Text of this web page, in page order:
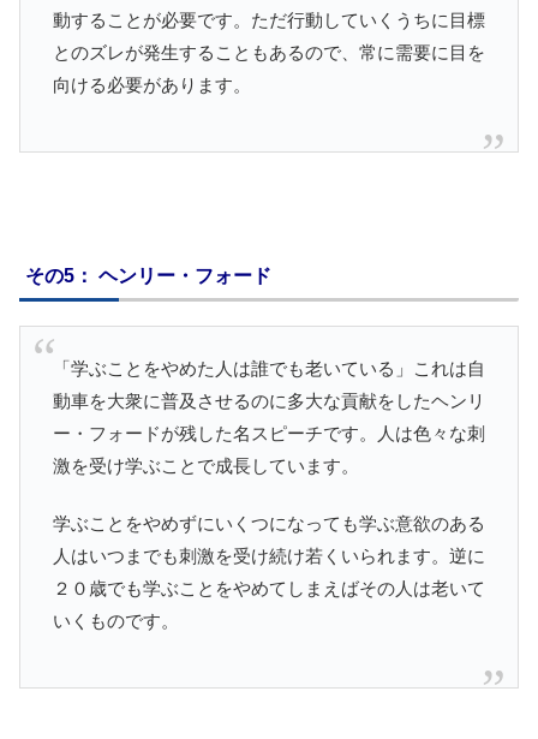
動することが必要です。ただ行動していくうちに目標
とのズレが発生することもあるので、常に需要に目を
向ける必要があります。
その5： ヘンリー・フォード
「学ぶことをやめた人は誰でも老いている」これは自
動車を大衆に普及させるのに多大な貢献をしたヘンリ
ー・フォードが残した名スピーチです。人は色々な刺
激を受け学ぶことで成長しています。
学ぶことをやめずにいくつになっても学ぶ意欲のある
人はいつまでも刺激を受け続け若くいられます。逆に
２０歳でも学ぶことをやめてしまえばその人は老いて
いくものです。